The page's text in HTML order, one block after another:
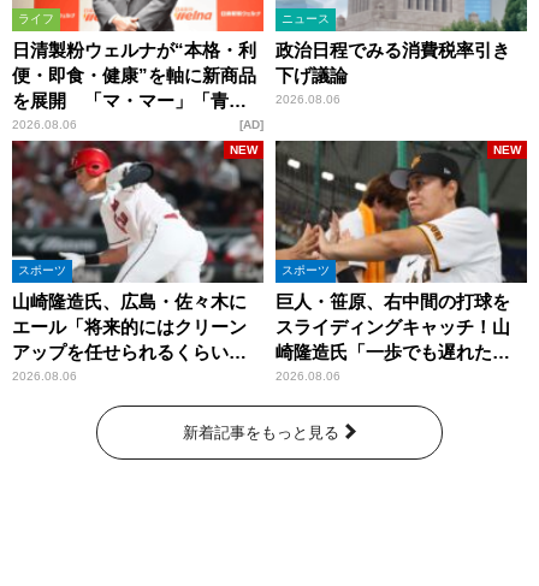
ライフ
日清製粉ウェルナが“本格・利
便・即食・健康”を軸に新商品
を展開 「マ・マー」「青の
洞窟」ブランドを強化
2026.08.06 AD
ニュース
政治日程でみる消費税率引き
下げ議論
2026.08.06
スポーツ
山崎隆造氏、広島・佐々木に
エール「将来的にはクリーン
アップを任せられるくらいま
では成長して」
2026.08.06
NEW
スポーツ
巨人・笹原、右中間の打球を
スライディングキャッチ！山
崎隆造氏「一歩でも遅れた
ら…」
2026.08.06
NEW
新着記事をもっと見る